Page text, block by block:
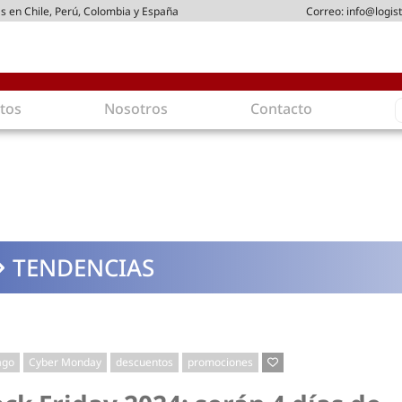
Chile, Perú, Colombia y España Correo:
Nosotros Contacto
TENDENCIAS
Cyber Monday descuentos promociones